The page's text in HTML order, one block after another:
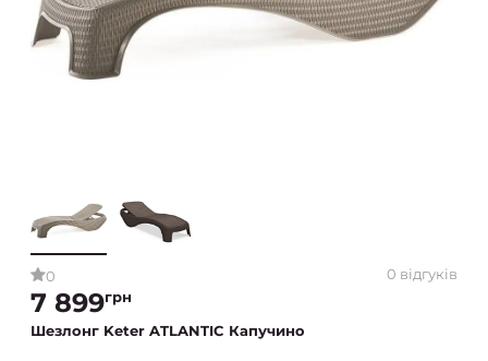
0 0 відгуків
7 899грн
Шезлонг Keter ATLANTIC Капучино